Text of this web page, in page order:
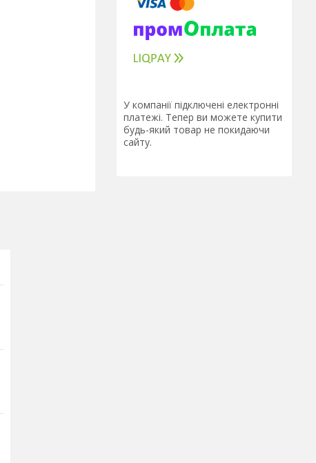
У компанії підключені електронні
платежі. Тепер ви можете купити
будь-який товар не покидаючи
сайту.